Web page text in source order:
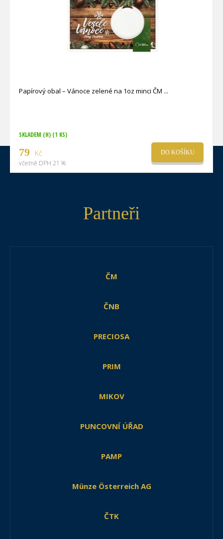
Papírový obal – Vánoce zelené na 1oz minci ČM
SKLADEM (H) (1 KS)
79 Kč
včetně DPH 21 %
DO KOŠÍKU
Partneři
ČM
ČNB
PRECIOSA
PRIM
MIKOV
PUNCOVNÍ ÚŘAD
PAMP
Münze Österreich AG
ČTK